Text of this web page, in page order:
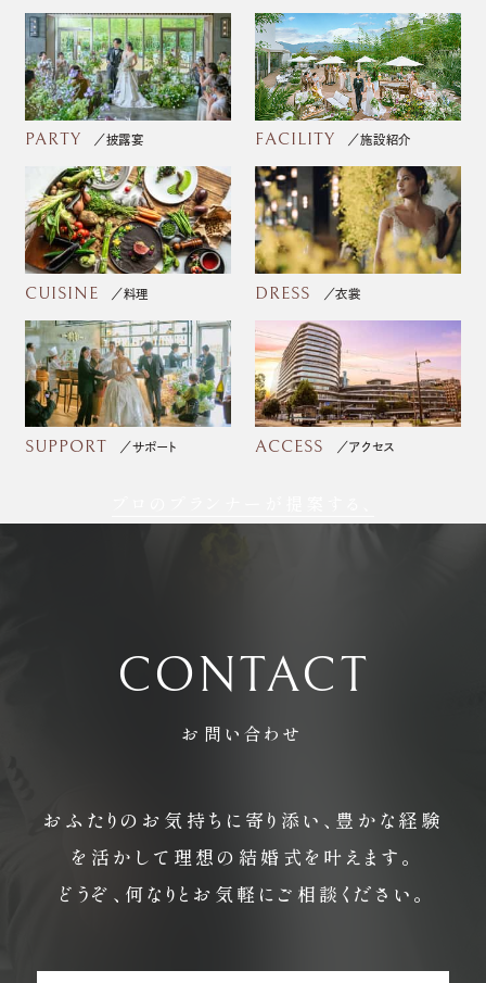
PARTY 披露宴 FACILITY 施設紹介
CUISINE 料理 DRESS 衣裳
SUPPORT サポート ACCESS アクセス
CONTACT
お問い合わせ
おふたりのお気持ちに寄り添い、豊かな経験
を活かして理想の結婚式を叶えます。
どうぞ、何なりとお気軽にご相談ください。